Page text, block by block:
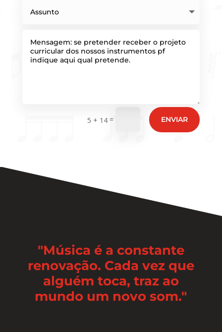
5 + 14 = ENVIAR
"Música é a constante
renovação. Cada vez que
alguém toca, traz ao
mundo um novo som."